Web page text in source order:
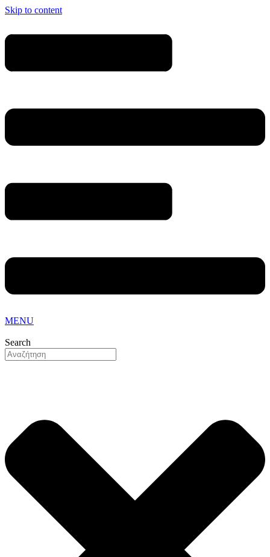
Skip to content
MENU
Search